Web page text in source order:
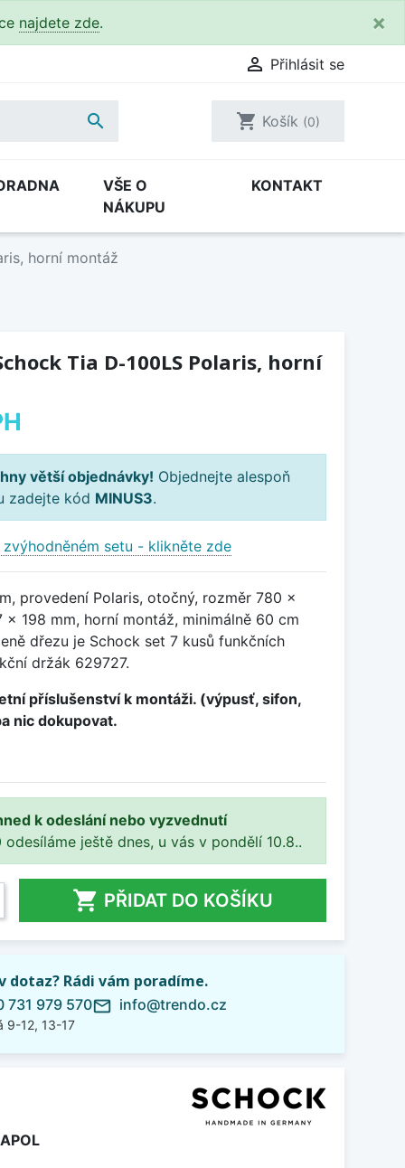
najdete zde. ×
 Přihlásit se
 shopping_cart Košík (0)
VŠE O
NÁKUPU
KONTAKT
horní montáž
Tia D-100LS Polaris, horní
větší objednávky! Objednejte alespoň
zadejte kód MINUS3.
setu - klikněte zde
provedení Polaris, otočný, rozměr 780 x
198 mm, horní montáž, minimálně 60 cm
dřezu je Schock set 7 kusů funkčních
držák 629727.
příslušenství k montáži. (výpusť, sifon,
nic dokupovat.
k odeslání nebo vyzvednutí
ještě dnes, u vás v pondělí 10.8..
 PŘIDAT DO KOŠÍKU
dotaz? Rádi vám poradíme.
731 979 570
9-12, 13-17
mail_outline info@trendo.cz